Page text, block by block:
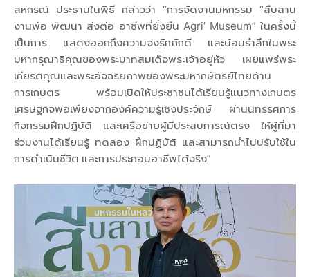
สหกรณ์ ประธานในพิธี กล่าวว่า “การจัดงานมหกรรม “สืบสาน
งานพ่อ พัฒนา ส่งต่อ อาชีพที่ยั่งยืน Agri’ Museum” ในครั้งนี้
เป็นการ แสดงออกถึงความจงรักภักดี และน้อมรำลึกในพระ
มหากรุณาธิคุณของพระบาทสมเด็จพระเจ้าอยู่หัว เผยแพร่พระ
เกียรติคุณและพระอัจฉริยภาพของพระมหากษัตริย์ไทยด้าน
การเกษตร พร้อมเปิดให้ประชาชนได้เรียนรู้แนวทางเกษตร
เศรษฐกิจพอเพียงจากองค์ความรู้เชิงประจักษ์ ผ่านนิทรรศการ
กิจกรรมฝึกปฏิบัติ และเครือข่ายผู้มีประสบการณ์ตรง ให้ผู้ที่มา
ร่วมงานได้เรียนรู้ ทดลอง ฝึกปฏิบัติ และสามารถนำไปปรับใช้ใน
การดำเนินชีวิต และการประกอบอาชีพได้จริง”